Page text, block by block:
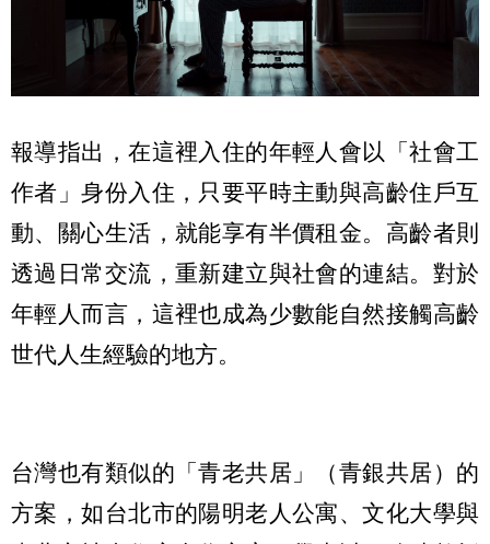
報導指出，在這裡入住的年輕人會以「社會工
作者」身份入住，只要平時主動與高齡住戶互
動、關心生活，就能享有半價租金。高齡者則
透過日常交流，重新建立與社會的連結。對於
年輕人而言，這裡也成為少數能自然接觸高齡
世代人生經驗的地方。
台灣也有類似的「青老共居」（青銀共居）的
方案，如台北市的陽明老人公寓、文化大學與